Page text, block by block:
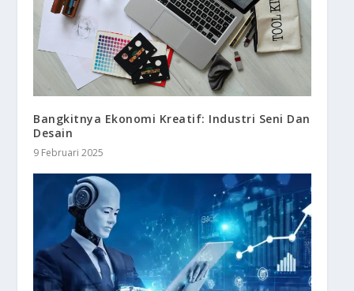
Bangkitnya Ekonomi Kreatif: Industri Seni Dan
Desain
9 Februari 2025